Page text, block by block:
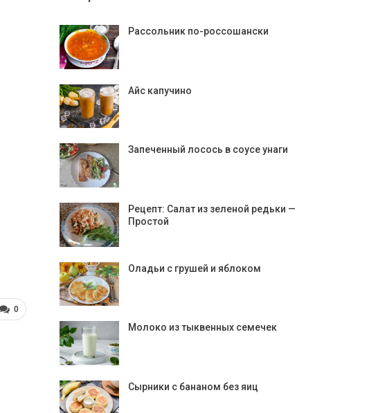
0
Рассольник по-россошански
Айс капучино
Запеченный лосось в соусе унаги
Рецепт: Салат из зеленой редьки —
Простой
Оладьи с грушей и яблоком
Молоко из тыквенных семечек
Сырники с бананом без яиц